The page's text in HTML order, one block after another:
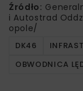
Źródło:
i Autostrad
opole/
DK46
OBWODNICA